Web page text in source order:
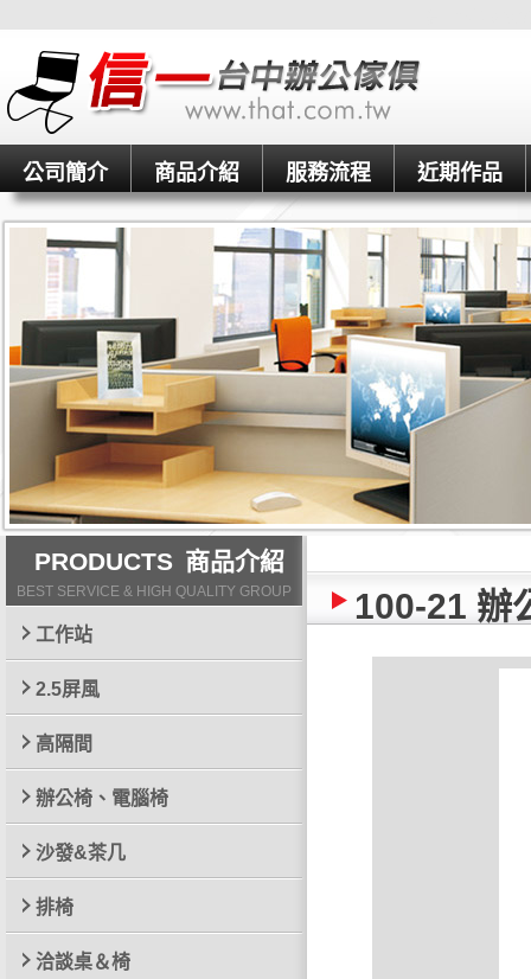
公司簡介 商品介紹 服務流程 近期作品
PRODUCTS 商品介紹
BEST SERVICE & HIGH QUALITY GROUP
工作站
2.5屏風
高隔間
辦公椅、電腦椅
沙發&茶几
排椅
洽談桌＆椅
100-21 辦